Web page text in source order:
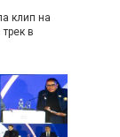
клип на
в